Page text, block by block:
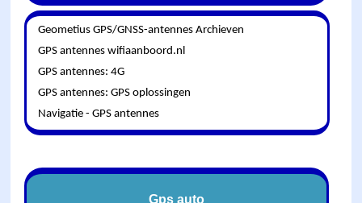
Geometius GPS/GNSS-antennes Archieven
GPS antennes wifiaanboord.nl
GPS antennes: 4G
GPS antennes: GPS oplossingen
Navigatie - GPS antennes
Gps auto